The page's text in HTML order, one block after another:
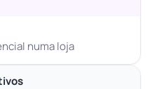
numa loja